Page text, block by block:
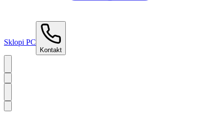
Sklopi PC
Kontakt